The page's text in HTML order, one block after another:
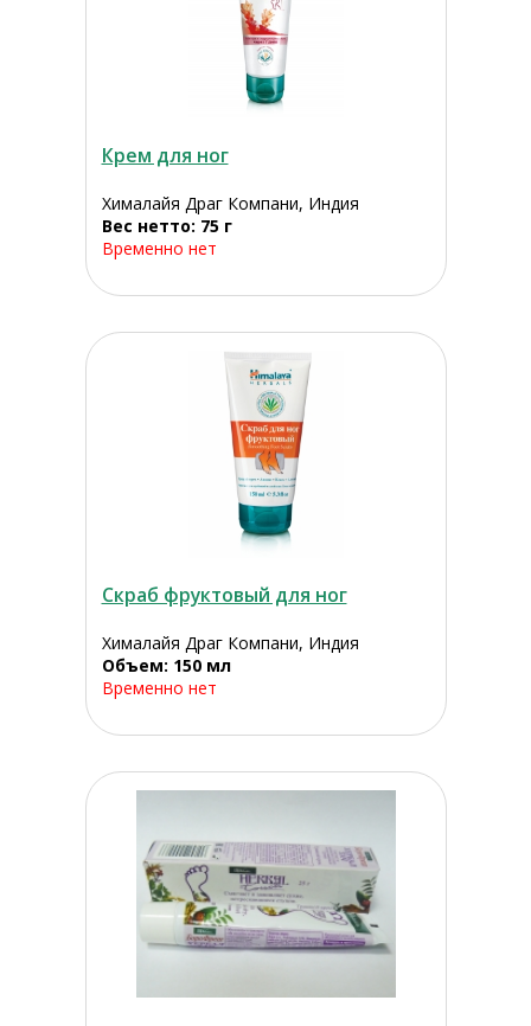
Крем для ног
Хималайя Драг Компани, Индия
Вес нетто: 75 г
Временно нет
Скраб фруктовый для ног
Хималайя Драг Компани, Индия
Объем: 150 мл
Временно нет